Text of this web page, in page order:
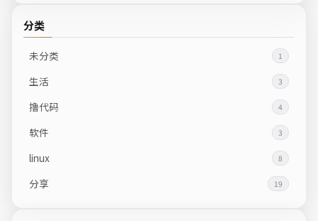
分类
未分类 1
生活 3
撸代码 4
软件 3
linux 8
分享 19